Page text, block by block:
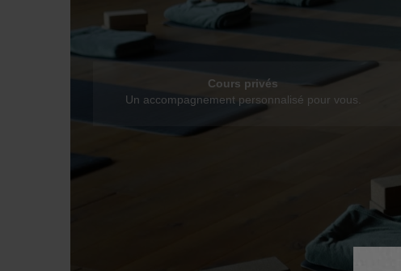
Cours privés
Un accompagnement personnalisé pour vous.